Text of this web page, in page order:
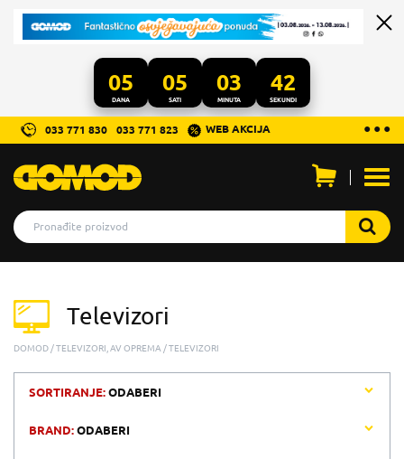
05
DANA
05
SATI
03
MINUTA
42
SEKUNDI
...
● ● ●
033 771 830 033 771 823 WEB AKCIJA
Televizori
DOMOD TELEVIZORI, AV OPREMA TELEVIZORI
SORTIRANJE:ODABERI
BRAND:ODABERI